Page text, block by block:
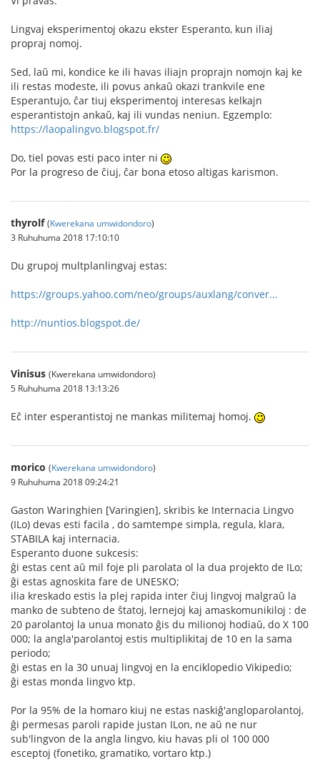
Lingvaj eksperimentoj okazu ekster Esperanto, kun iliaj
propraj nomoj.
Sed, laŭ mi, kondice ke ili havas iliajn proprajn nomojn kaj ke
ili restas modeste, ili povus ankaŭ okazi trankvile ene
Esperantujo, ĉar tiuj eksperimentoj interesas kelkajn
esperantistojn ankaŭ, kaj ili vundas neniun. Egzemplo:
https://laopalingvo.blogspot.fr/
Do, tiel povas esti paco inter ni
Por la progreso de ĉiuj, ĉar bona etoso altigas karismon.
thyrolf (Kwerekana umwidondoro)
3 Ruhuhuma 2018 17:10:10
Du grupoj multplanlingvaj estas:
https://groups.yahoo.com/neo/groups/auxlang/conver...
http://nuntios.blogspot.de/
Vinisus (Kwerekana umwidondoro)
5 Ruhuhuma 2018 13:13:26
Eĉ inter esperantistoj ne mankas militemaj homoj.
morico (Kwerekana umwidondoro)
9 Ruhuhuma 2018 09:24:21
Gaston Waringhien [Varingien], skribis ke Internacia Lingvo
(ILo) devas esti facila , do samtempe simpla, regula, klara,
STABILA kaj internacia.
Esperanto duone sukcesis:
ĝi estas cent aŭ mil foje pli parolata ol la dua projekto de ILo;
ĝi estas agnoskita fare de UNESKO;
ilia kreskado estis la plej rapida inter ĉiuj lingvoj malgraŭ la
manko de subteno de ŝtatoj, lernejoj kaj amaskomunikiloj : de
20 parolantoj la unua monato ĝis du milionoj hodiaŭ, do X 100
000; la angla'parolantoj estis multiplikitaj de 10 en la sama
periodo;
ĝi estas en la 30 unuaj lingvoj en la enciklopedio Vikipedio;
ĝi estas monda lingvo ktp.
Por la 95% de la homaro kiuj ne estas naskiĝ'angloparolantoj,
ĝi permesas paroli rapide justan ILon, ne aŭ ne nur
sub'lingvon de la angla lingvo, kiu havas pli ol 100 000
esceptoj (fonetiko, gramatiko, vortaro ktp.)